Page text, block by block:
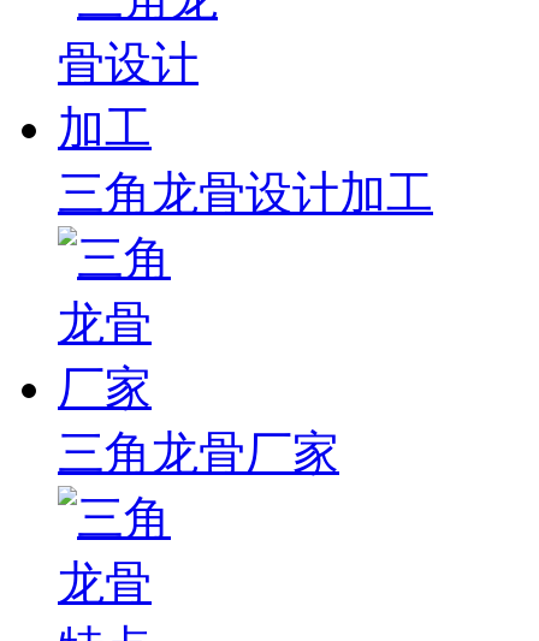
三角龙骨设计加工
三角龙骨厂家